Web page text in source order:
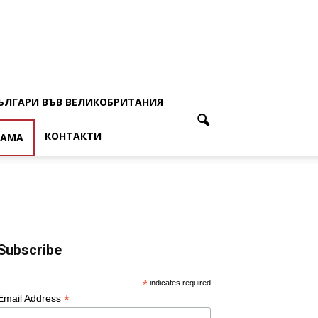
ВЪВ ВЕЛИКОБРИТАНИЯ
КОНТАКТИ
* indicates required
Address *